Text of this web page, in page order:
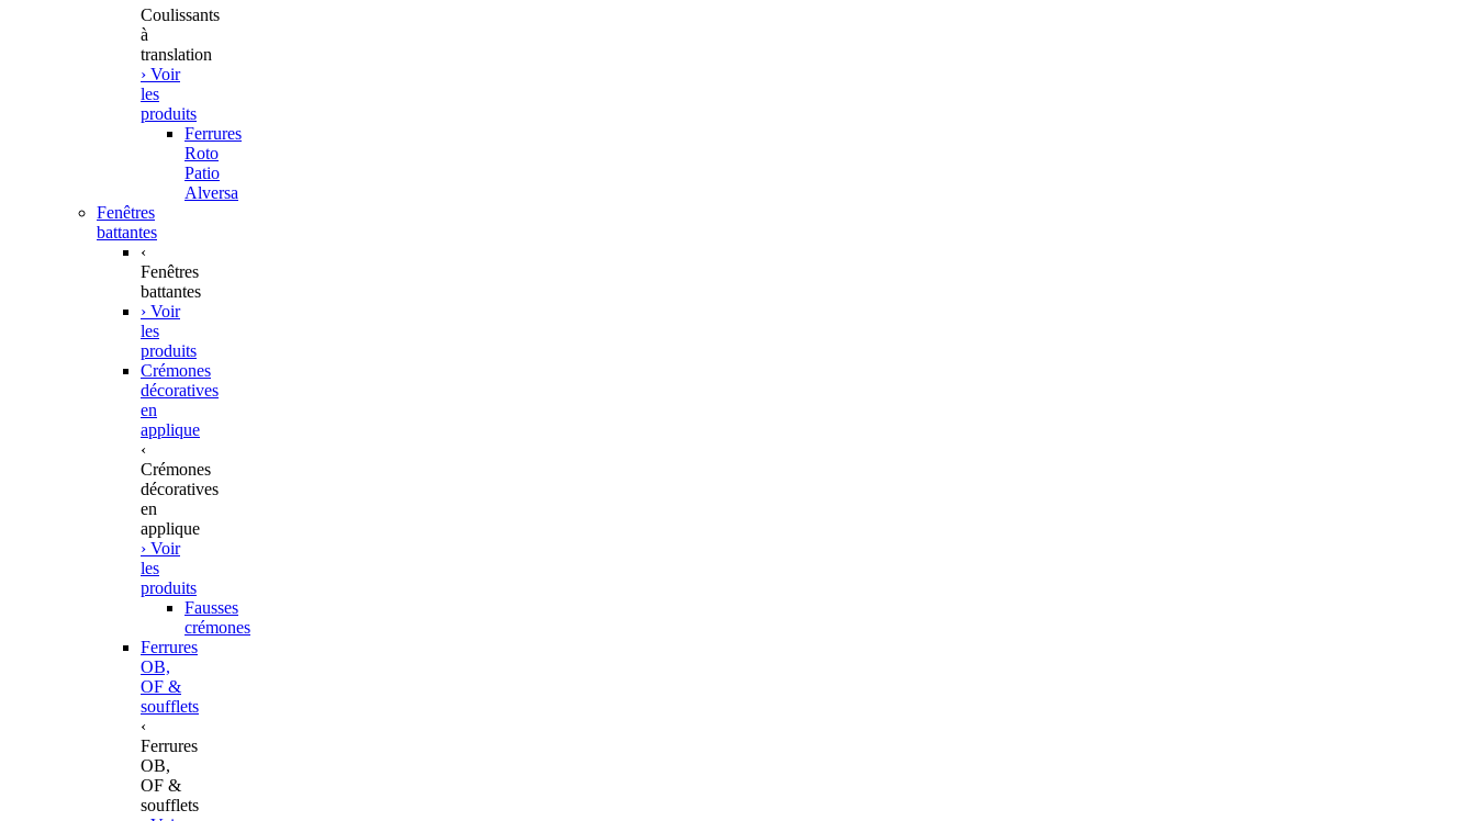
Coulissants
à
translation
› Voir
les
produits
Ferrures
Roto
Patio
Alversa
Fenêtres
battantes
‹
Fenêtres
battantes
› Voir
les
produits
Crémones
décoratives
en
applique
‹
Crémones
décoratives
en
applique
› Voir
les
produits
Fausses
crémones
Ferrures
OB,
OF &
soufflets
‹
Ferrures
OB,
OF &
soufflets